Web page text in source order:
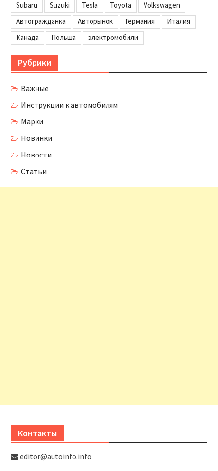
Subaru
Suzuki Tesla Toyota
Volkswagen
Автогражданка
Авторынок Германия
Италия
Канада
Польша электромобили
Рубрики
Важные
Инструкции к автомобилям
Марки
Новинки
Новости
Статьи
Контакты
editor@autoinfo.info